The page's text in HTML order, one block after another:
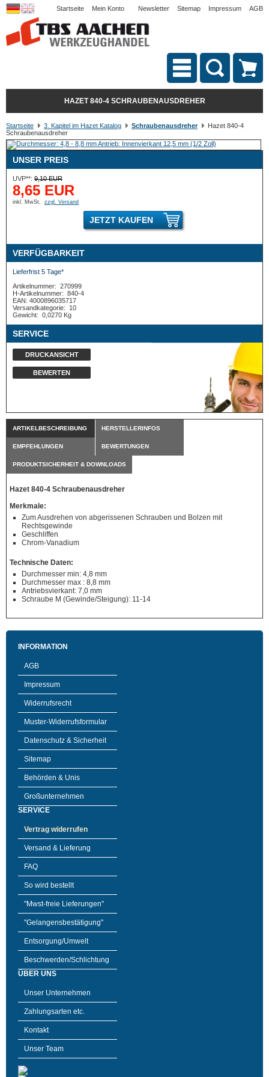
Startseite Mein Konto Newsletter Sitemap Impressum AGB
HAZET 840-4 SCHRAUBENAUSDREHER
Startseite 3. Kapitel im Hazet Katalog Schraubenausdreher
Hazet 840-4
Schraubenausdreher
UNSER PREIS
UVP**: 9,10 EUR
8,65 EUR
inkl. MwSt. zzgl. Versand
JETZT KAUFEN
VERFÜGBARKEIT
Lieferfrist 5 Tage*
Artikelnummer: 270999
H-Artikelnummer: 840-4
EAN: 4000896035717
Versandkategorie:
10
Gewicht: 0,0270 Kg
SERVICE
DRUCKANSICHT
BEWERTEN
ARTIKELBESCHREIBUNG HERSTELLERINFOS
EMPFEHLUNGEN BEWERTUNGEN
PRODUKTSICHERHEIT & DOWNLOADS
Hazet 840-4 Schraubenausdreher
Merkmale:
Zum Ausdrehen von abgerissenen Schrauben und Bolzen mit
Rechtsgewinde
Geschliffen
Chrom-Vanadium
Technische Daten:
Durchmesser min: 4,8 mm
Durchmesser max : 8,8 mm
Antriebsvierkant: 7,0 mm
Schraube M (Gewinde/Steigung): 11-14
INFORMATION
AGB
Impressum
Widerrufsrecht
Muster-Widerrufsformular
Datenschutz & Sicherheit
Sitemap
Behörden & Unis
Großunternehmen
SERVICE
Vertrag widerrufen
Versand & Lieferung
FAQ
So wird bestellt
"Mwst-freie Lieferungen"
"Gelangensbestätigung"
Entsorgung/Umwelt
Beschwerden/Schlichtung
ÜBER UNS
Unser Unternehmen
Zahlungsarten etc.
Kontakt
Unser Team